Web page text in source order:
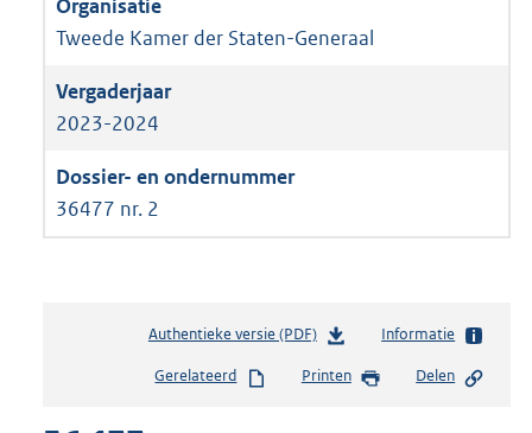
Tweede Kamer der Staten-Generaal
2023-2024
36477 nr. 2
Authentieke versie (PDF)b
s
Informatie
Gerelateerd Printen Delen